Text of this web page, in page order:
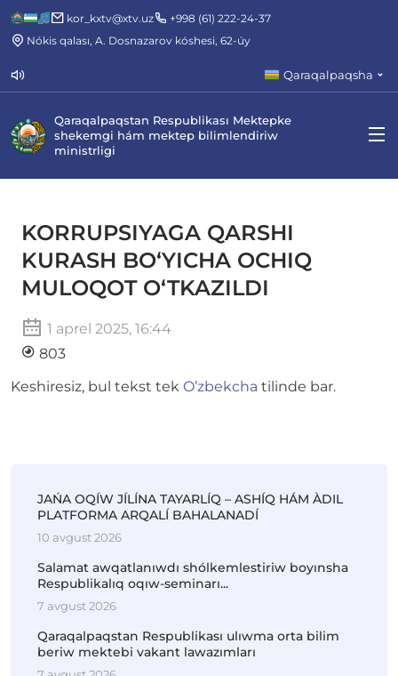
kor_kxtv@xtv.uz
+998 (61) 222-24-37
Nókis qalası, A. Dosnazarov kóshesi, 62-úy
Qaraqalpaqsha
Qaraqalpaqstan Respublikası Mektepke
shekemgi hám mektep bilimlendiriw
ministrligi
KORRUPSIYAGA QARSHI
KURASH BO‘YICHA OCHIQ
MULOQOT O‘TKAZILDI
1 aprel 2025, 16:44
803
Keshiresiz, bul tekst tek O’zbekcha tilinde bar.
JAŃA OQÍW JÍLÍNA TAYARLÍQ – ASHÍQ HÁM ÀDIL
PLATFORMA ARQALÍ BAHALANADÍ
10 avgust 2026
Salamat awqatlanıwdı shólkemlestiriw boyınsha
Respublikalıq oqıw-seminarı...
7 avgust 2026
Qaraqalpaqstan Respublikası ulıwma orta bilim
beriw mektebi vakant lawazımları